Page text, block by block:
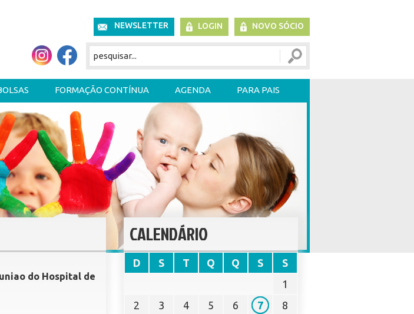
NEWSLETTER LOGIN NOVO SÓCIO
FORMAÇÃO CONTÍNUA AGENDA PARA PAIS
do Hospital de
CALENDÁRIO
D S T Q Q S
S
1
2
3 4 5 6 7
8